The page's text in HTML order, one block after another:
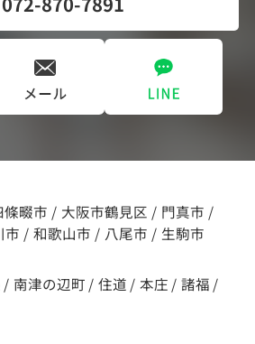
條畷市 / 大阪市鶴見区 / 門真市 /
市 / 和歌山市 / 八尾市 / 生駒市
/ 南津の辺町 / 住道 / 本庄 / 諸福 /